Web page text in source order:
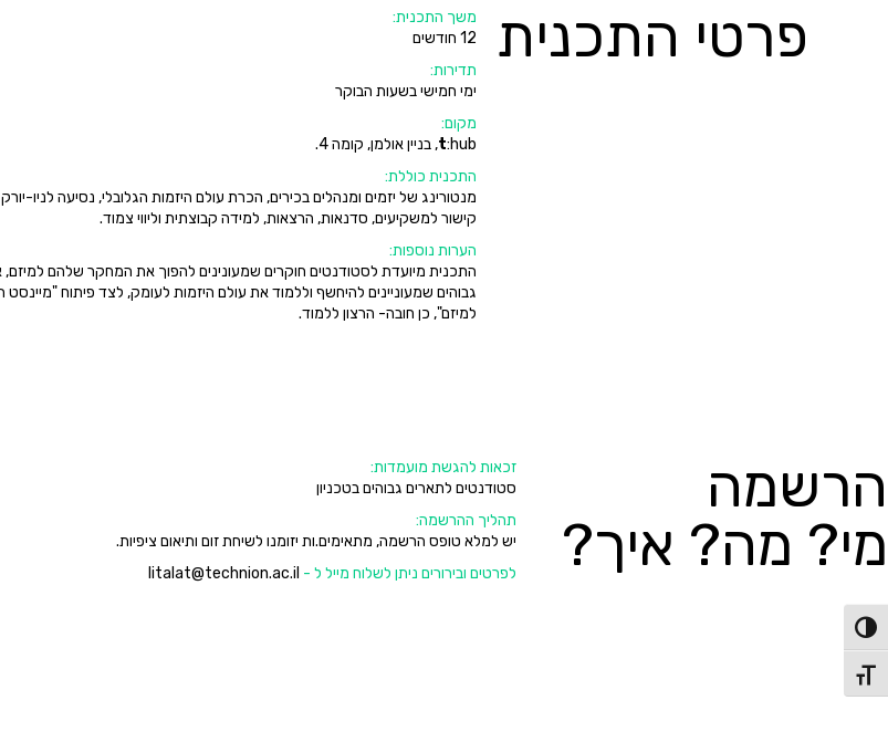
הפעל/כבה ניגודיות גבוהה
מתג גודל גופן
פרטי התכנית
משך התכנית:
12 חודשים
תדירות:
ימי חמישי בשעות הבוקר
מקום:
t:hub, בניין אולמן, קומה 4.
התכנית כוללת:
מנטורינג של יזמים ומנהלים בכירים, הכרת עולם היזמות הגלובלי, נסיעה לניו-
קישור למשקיעים, סדנאות, הרצאות, למידה קבוצתית וליווי צמוד.
הערות נוספות:
התכנית מיועדת לסטודנטים חוקרים שמעונינים להפוך את המחקר שלהם למיזם,
גבוהים שמעוניינים להיחשף וללמוד את עולם היזמות לעומק, לצד פיתוח "מיינסט
למיזם", כן חובה- הרצון ללמוד.
הרשמה
מי? מה? איך?
זכאות להגשת מועמדות:
סטודנטים לתארים גבוהים בטכניון
תהליך ההרשמה:
יש למלא טופס הרשמה, מתאימים.ות יזומנו לשיחת זום ותיאום ציפיות.
לפרטים ובירורים ניתן לשלוח מייל ל - litalat@technion.ac.il